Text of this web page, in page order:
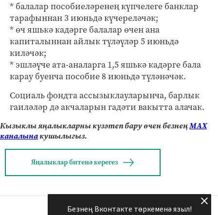
* балалар пособиеләренең күпчелеге банклар
тарафыннан 3 июньдә күчереләчәк;
* өч яшькә кадәрге балалар өчен ана
капиталыннан айлык түләүләр 5 июньдә
киләчәк;
* эшләүче ата-аналарга 1,5 яшькә кадәрге бала
карау буенча пособие 8 июньдә түләнәчәк.
Социаль фондта ассызыклауларынча, барлык
гаиләләр дә акчаларын гадәти вакытта алачак.
Кызыклы яңалыкларны күзәтеп бару өчен безнеңМАХ
каналынакушылыгыз.
Яңалыклар битенә керегез
Безнең Вконтакте төркеменә языл!